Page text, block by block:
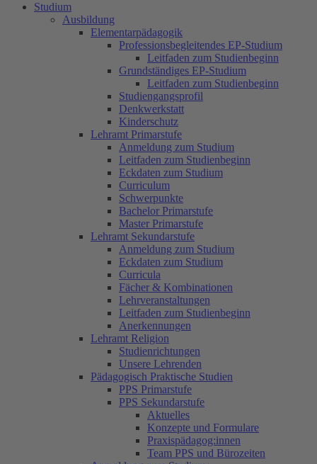
Studium
Ausbildung
Elementarpädagogik
Professionsbegleitendes EP-Studium
Leitfaden zum Studienbeginn
Grundständiges EP-Studium
Leitfaden zum Studienbeginn
Studiengangsprofil
Denkwerkstatt
Kinderschutz
Lehramt Primarstufe
Anmeldung zum Studium
Leitfaden zum Studienbeginn
Eckdaten zum Studium
Curriculum
Schwerpunkte
Bachelor Primarstufe
Master Primarstufe
Lehramt Sekundarstufe
Anmeldung zum Studium
Eckdaten zum Studium
Curricula
Fächer & Kombinationen
Lehrveranstaltungen
Leitfaden zum Studienbeginn
Anerkennungen
Lehramt Religion
Studienrichtungen
Unsere Lehrenden
Pädagogisch Praktische Studien
PPS Primarstufe
PPS Sekundarstufe
Aktuelles
Konzepte und Formulare
Praxispädagog:innen
Team PPS und Bürozeiten